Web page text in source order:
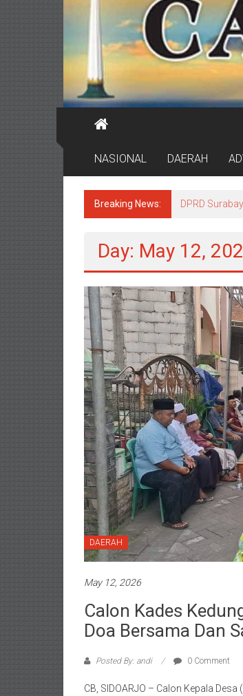
NASIONAL DAERAH
Breaking News: DPRD
Day: May 12,
DAERAH
May 12, 2026
Calon Kades
Doa Bersama Dan
Posted By: andi 0 Comment
CB, SIDOARJO – Calon Kepala